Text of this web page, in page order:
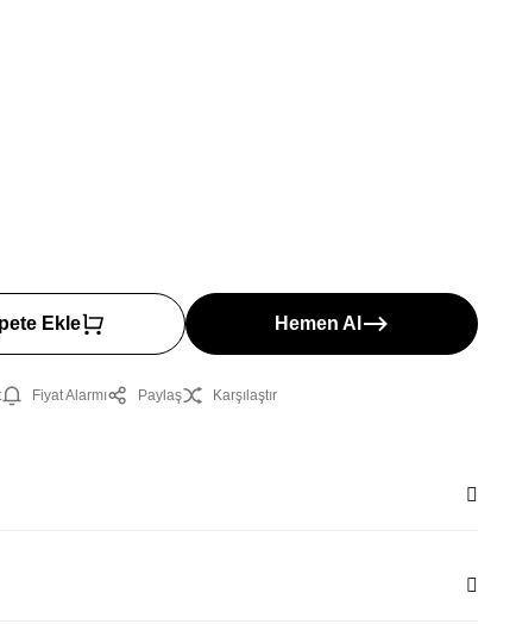
Ekle Hemen Al
Fiyat Alarmı Paylaş Karşılaştır